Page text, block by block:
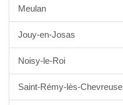
Meulan
Jouy-en-Josas
Noisy-le-Roi
Saint-Rémy-lès-Chevreuse